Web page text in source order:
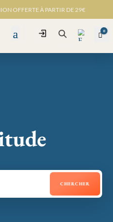
OFFERTE À PARTIR DE 29€
ConnexionRecherche
0